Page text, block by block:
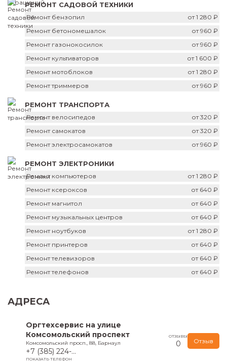
РЕМОНТ САДОВОЙ ТЕХНИКИ
Ремонт бензопил
от 1 280 ₽
Ремонт бетономешалок
от 960 ₽
Ремонт газонокосилок
от 960 ₽
Ремонт культиваторов
от 1 600 ₽
Ремонт мотоблоков
от 1 280 ₽
Ремонт триммеров
от 960 ₽
РЕМОНТ ТРАНСПОРТА
Ремонт велосипедов
от 320 ₽
Ремонт самокатов
от 320 ₽
Ремонт электросамокатов
от 960 ₽
РЕМОНТ ЭЛЕКТРОНИКИ
Ремонт компьютеров
от 1 280 ₽
Ремонт ксероксов
от 640 ₽
Ремонт магнитол
от 640 ₽
Ремонт музыкальных центров
от 640 ₽
Ремонт ноутбуков
от 1 280 ₽
Ремонт принтеров
от 640 ₽
Ремонт телевизоров
от 640 ₽
Ремонт телефонов
от 640 ₽
АДРЕСА
Оргтехсервис на улице
Комсомольский проспект
Комсомольский просп., 88, Барнаул
+7 (385) 224-...
ПОКАЗАТЬ ТЕЛЕФОН
ОТЗЫВЫ
0 Отзыв